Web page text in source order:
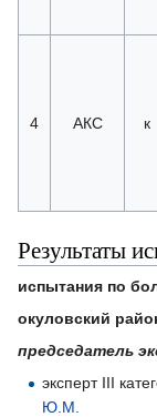
4 АКС к
Результаты
испытания по
окуловский
председатель
эксперт III
Ю.М.